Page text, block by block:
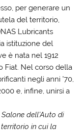
per generare un
del territorio,
Lubricants
istituzione del
è nata nel 1912
Fiat. Nel corso della
negli anni ’70,
e, infine, unirsi a
dell’Auto di
in cui la